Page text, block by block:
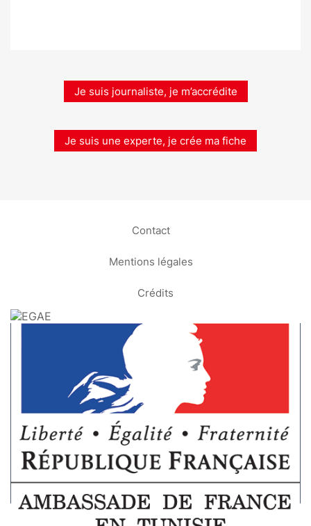
Je suis journaliste, je m’accrédite
Je suis une experte, je crée ma fiche
Contact
Mentions légales
Crédits